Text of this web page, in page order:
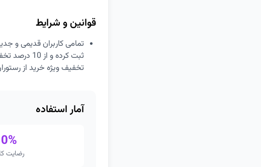
قوانین و شرایط
تمامی کاربران قدیمی و
تخفیف ویژه خرید از
آمار استفاده
رضایت